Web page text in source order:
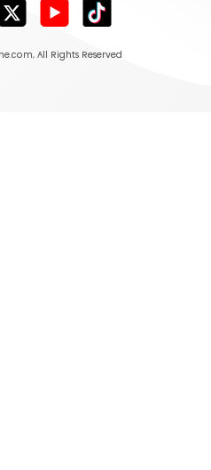
, All Rights Reserved